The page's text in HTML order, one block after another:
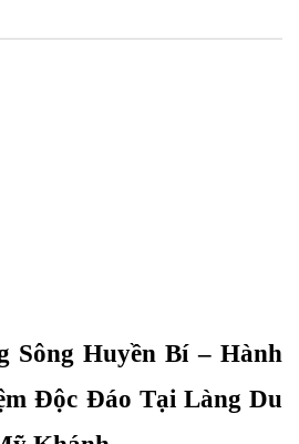
Sông Huyền Bí – Hành
Độc Đáo Tại Làng Du